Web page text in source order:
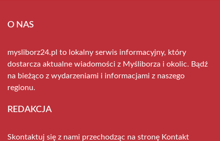
O NAS
mysliborz24.pl to lokalny serwis informacyjny, który
dostarcza aktualne wiadomości z Myśliborza i okolic. Bądź
na bieżąco z wydarzeniami i informacjami z naszego
regionu.
REDAKCJA
Skontaktuj się z nami przechodząc na stronę Kontakt